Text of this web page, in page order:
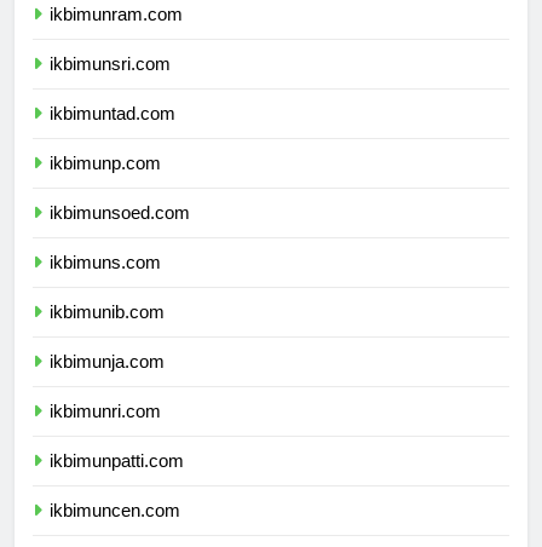
ikbimunram.com
ikbimunsri.com
ikbimuntad.com
ikbimunp.com
ikbimunsoed.com
ikbimuns.com
ikbimunib.com
ikbimunja.com
ikbimunri.com
ikbimunpatti.com
ikbimuncen.com